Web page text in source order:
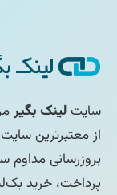
سایتلینک بگیر
بروزرسانی مداوم
پرداخت، خرید